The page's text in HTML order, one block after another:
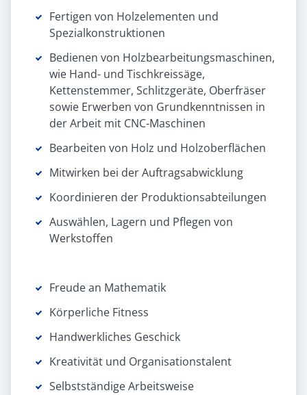
Fertigen von Holzelementen und
Spezialkonstruktionen
Bedienen von Holzbearbeitungsmaschinen,
wie Hand- und Tischkreissäge,
Kettenstemmer, Schlitzgeräte, Oberfräser
sowie Erwerben von Grundkenntnissen in
der Arbeit mit CNC-Maschinen
Bearbeiten von Holz und Holzoberflächen
Mitwirken bei der Auftragsabwicklung
Koordinieren der Produktionsabteilungen
Auswählen, Lagern und Pflegen von
Werkstoffen
Freude an Mathematik
Körperliche Fitness
Handwerkliches Geschick
Kreativität und Organisationstalent
Selbstständige Arbeitsweise